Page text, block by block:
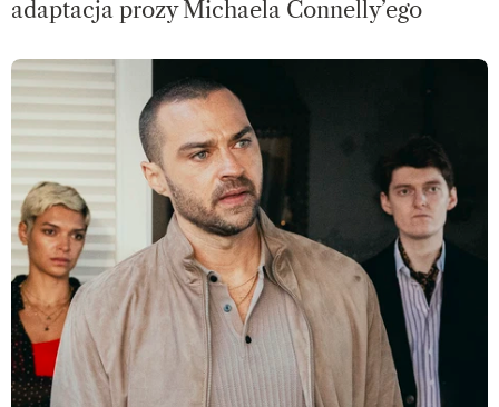
adaptacja prozy Michaela Connelly’ego